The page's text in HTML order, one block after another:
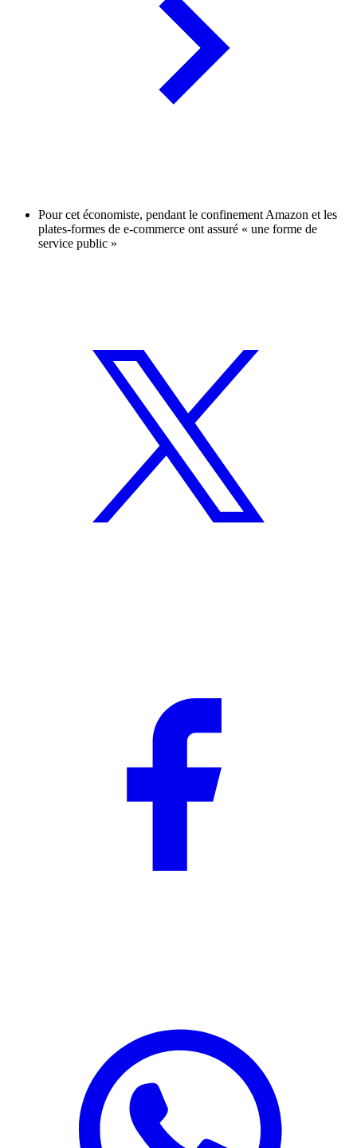
Pour cet économiste, pendant le confinement Amazon et les
plates-formes de e-commerce ont assuré « une forme de
service public »